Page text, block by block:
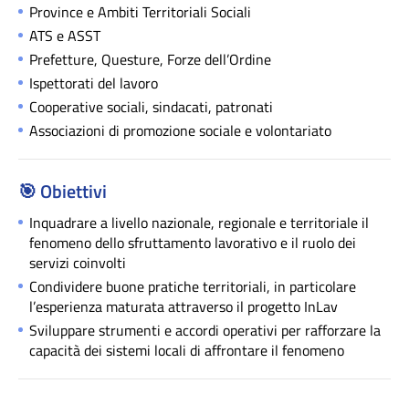
Province e Ambiti Territoriali Sociali
ATS e ASST
Prefetture, Questure, Forze dell’Ordine
Ispettorati del lavoro
Cooperative sociali, sindacati, patronati
Associazioni di promozione sociale e volontariato
🎯Obiettivi
Inquadrare a livello nazionale, regionale e territoriale il
fenomeno dello sfruttamento lavorativo e il ruolo dei
servizi coinvolti
Condividere buone pratiche territoriali, in particolare
l’esperienza maturata attraverso il progetto InLav
Sviluppare strumenti e accordi operativi per rafforzare la
capacità dei sistemi locali di affrontare il fenomeno